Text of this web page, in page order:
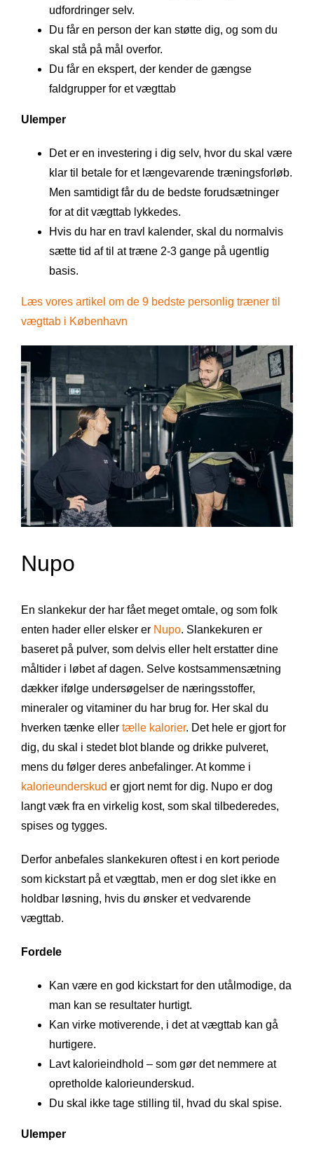
udfordringer selv.
Du får en person der kan støtte dig, og som du
skal stå på mål overfor.
Du får en ekspert, der kender de gængse
faldgrupper for et vægttab
Ulemper
Det er en investering i dig selv, hvor du skal være
klar til betale for et længevarende træningsforløb.
Men samtidigt får du de bedste forudsætninger
for at dit vægttab lykkedes.
Hvis du har en travl kalender, skal du normalvis
sætte tid af til at træne 2-3 gange på ugentlig
basis.
Læs vores artikel om de 9 bedste personlig træner til
vægttab i København
Nupo
En slankekur der har fået meget omtale, og som folk
enten hader eller elsker er Nupo. Slankekuren er
baseret på pulver, som delvis eller helt erstatter dine
måltider i løbet af dagen. Selve kostsammensætning
dækker ifølge undersøgelser de næringsstoffer,
mineraler og vitaminer du har brug for. Her skal du
hverken tænke eller tælle kalorier. Det hele er gjort for
dig, du skal i stedet blot blande og drikke pulveret,
mens du følger deres anbefalinger. At komme i
kalorieunderskud er gjort nemt for dig. Nupo er dog
langt væk fra en virkelig kost, som skal tilbederedes,
spises og tygges.
Derfor anbefales slankekuren oftest i en kort periode
som kickstart på et vægttab, men er dog slet ikke en
holdbar løsning, hvis du ønsker et vedvarende
vægttab.
Fordele
Kan være en god kickstart for den utålmodige, da
man kan se resultater hurtigt.
Kan virke motiverende, i det at vægttab kan gå
hurtigere.
Lavt kalorieindhold – som gør det nemmere at
opretholde kalorieunderskud.
Du skal ikke tage stilling til, hvad du skal spise.
Ulemper